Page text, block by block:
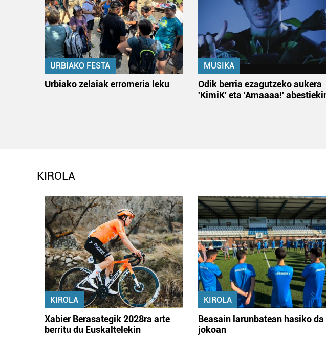
URBIAKO FESTA
Urbiako zelaiak erromeria leku
MUSIKA
Odik berria ezagutzeko aukera
'KimiK' eta 'Amaaaa!'
KIROLA
KIROLA
Xabier Berasategik 2028ra arte
berritu du Euskaltelekin
KIROLA
Beasain larunbatean hasiko da
jokoan